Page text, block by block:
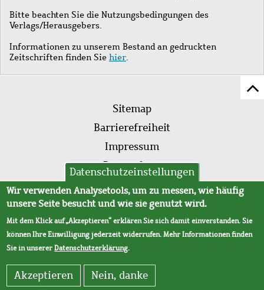
Bitte beachten Sie die Nutzungsbedingungen des
Verlags/Herausgebers.
Informationen zu unserem Bestand an gedruckten
Zeitschriften finden Sie hier.
Fußleistenmenü
Sitemap
Barrierefreiheit
Impressum
Datenschutz
AVB
Datenschutzeinstellungen
Wir verwenden Analysetools, um zu messen, wie häufig
unsere Seite besucht und wie sie genutzt wird.
Mit dem Klick auf „Akzeptieren“ erklären Sie sich damit einverstanden. Sie
können Ihre Einwilligung jederzeit widerrufen. Mehr Informationen finden
Sie in unsererDatenschutzerklärung.
Akzeptieren Nein, danke